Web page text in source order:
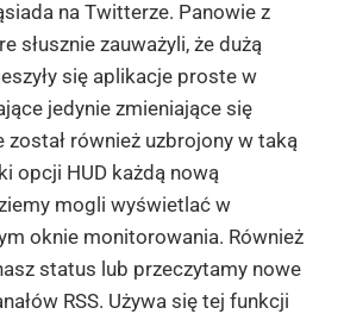
na Twitterze. Panowie z
słusznie zauważyli, że dużą
się aplikacje proste w
jedynie zmieniające się
został również uzbrojony w taką
opcji HUD każdą nową
mogli wyświetlać w
oknie monitorowania. Również
status lub przeczytamy nowe
RSS. Używa się tej funkcji